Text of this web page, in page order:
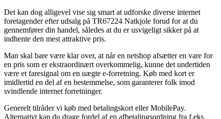
Det kan dog alligevel vise sig smart at udforske diverse internet
foretagender efter udsalg på TR67224 Natkjole forud for at du
gennemfører din handel, således at du er usvigeligt sikker på at
indhente den mest attraktive pris.
Man skal bare være klar over, at når en netshop afsætter en vare for
en pris som er ekstraordinært overkommelig, kunne det undertiden
være et faresignal om en uægte e-forretning. Køb med kort er
imidlertid en del af en bestemmelse, som garanterer folk imod
svindlende internet forretninger.
Generelt tilråder vi køb med betalingskort eller MobilePay.
Alternativt kan du drage fordel af en afbetalingsordning fra f.eks.